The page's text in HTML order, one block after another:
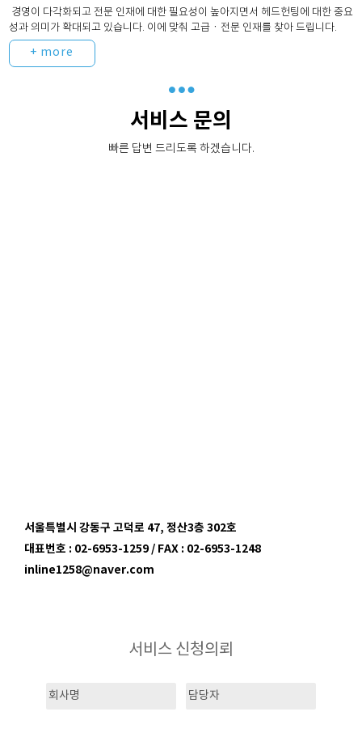
경영이 다각화되고 전문 인재에 대한 필요성이 높아지면서 헤드헌팅에 대한 중요
성과 의미가 확대되고 있습니다. 이에 맞춰 고급ㆍ전문 인재를 찾아 드립니다.
+ more
서비스 문의
빠른 답변 드리도록 하겠습니다.
서울특별시 강동구 고덕로 47, 정산3층 302호
대표번호 : 02-6953-1259 / FAX : 02-6953-1248
inline1258@naver.com
서비스 신청의뢰